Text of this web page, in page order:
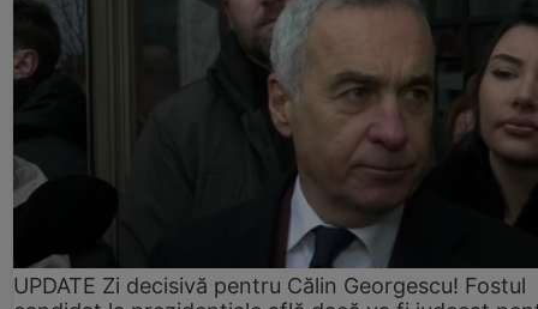
UPDATE Zi decisivă pentru Călin Georgescu! Fostul